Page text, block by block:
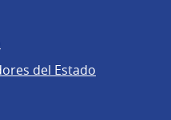
del Estado